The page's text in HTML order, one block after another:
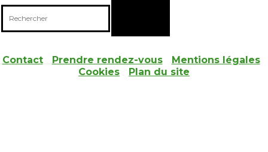
ContactI Prendre rendez-vousI Mentions légalesI
Cookies
Plan du site